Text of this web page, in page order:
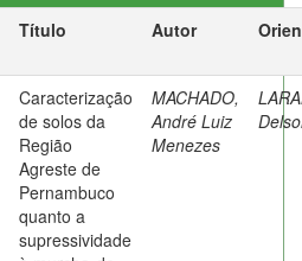
Título Autor
Caracterização
de solos da
Região
Agreste de
Pernambuco
quanto a
supressividade
MACHADO,
André Luiz
Menezes